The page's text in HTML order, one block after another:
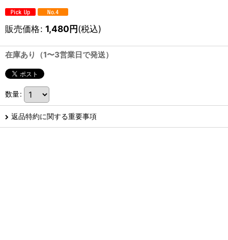
販売価格: 1,480円(税込)
在庫あり（1〜3営業日で発送）
数量:
返品特約に関する重要事項